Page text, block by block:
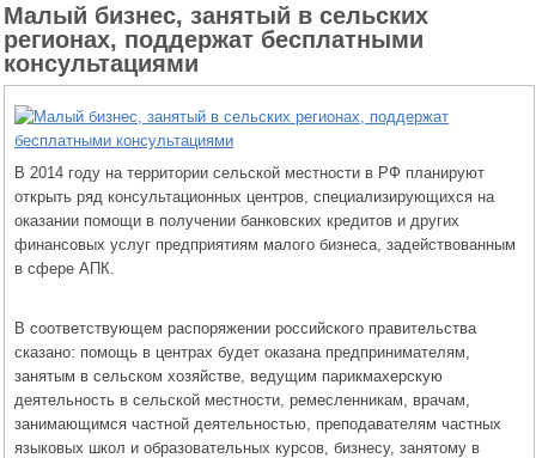
Малый бизнес, занятый в сельских
регионах, поддержат бесплатными
консультациями
В 2014 году на территории сельской местности в РФ планируют
открыть ряд консультационных центров, специализирующихся на
оказании помощи в получении банковских кредитов и других
финансовых услуг предприятиям малого бизнеса, задействованным
в сфере АПК.
В соответствующем распоряжении российского правительства
сказано: помощь в центрах будет оказана предпринимателям,
занятым в сельском хозяйстве, ведущим парикмахерскую
деятельность в сельской местности, ремесленникам, врачам,
занимающимся частной деятельностью, преподавателям частных
языковых школ и образовательных курсов, бизнесу, занятому в